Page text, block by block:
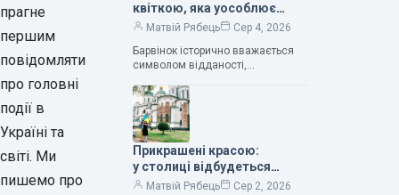
прагне
першим
повідомляти
про головні
події в
Україні та
світі. Ми
пишемо про
квіткою, яка уособлює
нескінченне кохання», —
Людмила Карпінська-
Романюк
Матвій Рябець
Сер 4, 2026
Барвінок історично вважається
символом відданості,
та тривалого подружнього союзу.
Саме тому ця рослина надихала і
продовжує надихати митців на
Прикрашені красою:
у столиці відбудеться
дев’ятий фестиваль
Матвій Рябець
Сер 2, 2026